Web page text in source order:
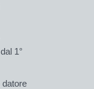
1°
datore